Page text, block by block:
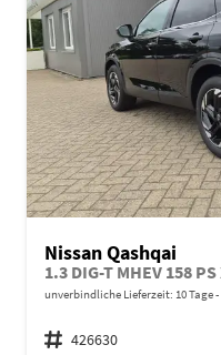
Nissan Qashqai
unverbindliche Lieferzeit: 10 Tage
Fahrzeugnr. 426630